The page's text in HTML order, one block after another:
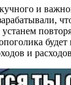
и
будет
и